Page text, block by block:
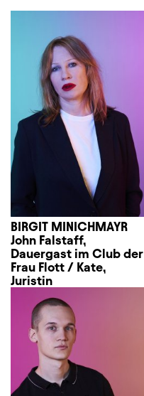
BIRGIT MINICHMAYR
John Falstaff,
Dauergast im Club der
Frau Flott / Kate,
Juristin